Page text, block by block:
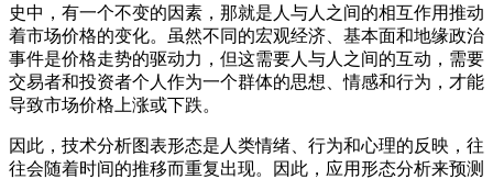
史中，有一个不变的因素，那就是人与人之间的相互作用推动
着市场价格的变化。虽然不同的宏观经济、基本面和地缘政治
事件是价格走势的驱动力，但这需要人与人之间的互动，需要
交易者和投资者个人作为一个群体的思想、情感和行为，才能
导致市场价格上涨或下跌。
因此，技术分析图表形态是人类情绪、行为和心理的反映，往
往会随着时间的推移而重复出现。因此，应用形态分析来预测